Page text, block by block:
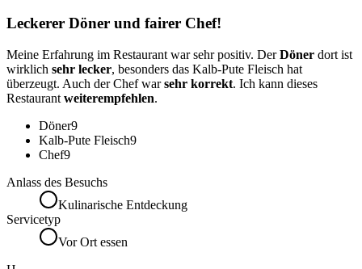
Leckerer Döner und fairer Chef!
Meine Erfahrung im Restaurant war sehr positiv. DerDöner dort ist
wirklich sehr lecker, besonders das Kalb-Pute Fleisch hat
überzeugt. Auch der Chef warsehr korrekt. Ich kann dieses
Restaurant weiterempfehlen.
Döner9
Kalb-Pute Fleisch9
Chef9
Anlass des Besuchs
Kulinarische Entdeckung
Servicetyp
Vor Ort essen